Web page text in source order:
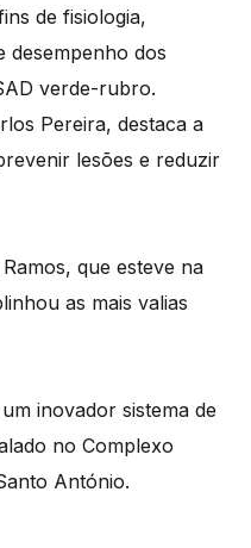
de fisiologia,
desempenho dos
verde-rubro.
Pereira, destaca a
lesões e reduzir
que esteve na
as mais valias
inovador sistema de
no Complexo
António.